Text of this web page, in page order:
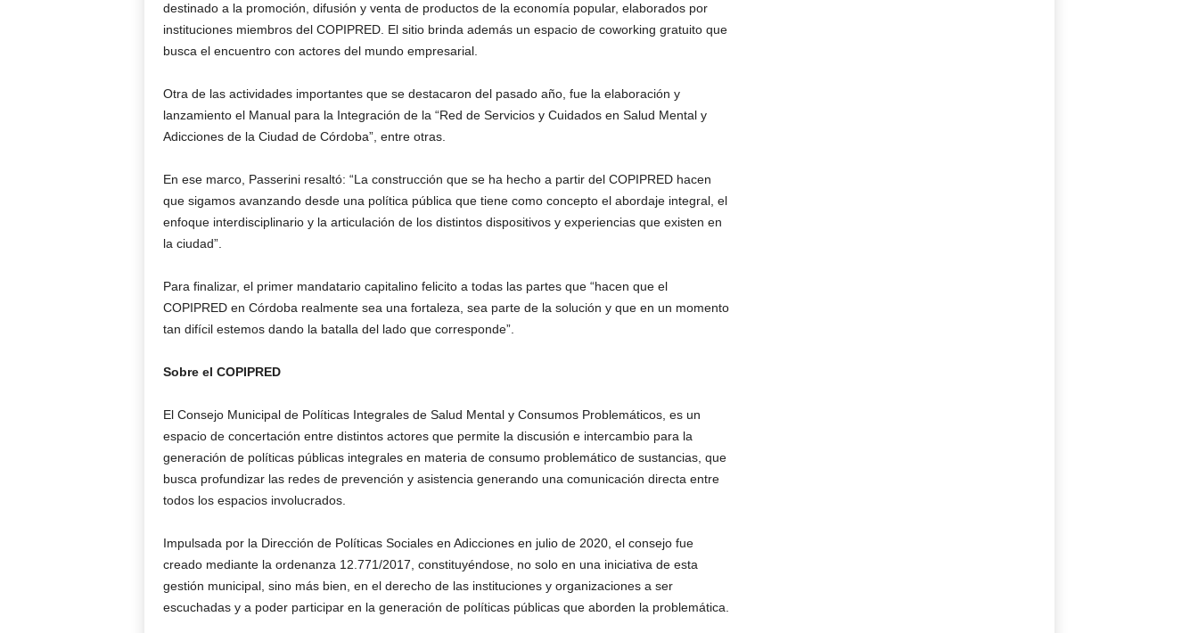
destinado a la promoción, difusión y venta de productos de la economía popular, elaborados por
instituciones miembros del COPIPRED. El sitio brinda además un espacio de coworking gratuito que
busca el encuentro con actores del mundo empresarial.
Otra de las actividades importantes que se destacaron del pasado año, fue la elaboración y
lanzamiento el Manual para la Integración de la “Red de Servicios y Cuidados en Salud Mental y
Adicciones de la Ciudad de Córdoba”, entre otras.
En ese marco, Passerini resaltó: “La construcción que se ha hecho a partir del COPIPRED hacen
que sigamos avanzando desde una política pública que tiene como concepto el abordaje integral, el
enfoque interdisciplinario y la articulación de los distintos dispositivos y experiencias que existen en
la ciudad”.
Para finalizar, el primer mandatario capitalino felicito a todas las partes que “hacen que el
COPIPRED en Córdoba realmente sea una fortaleza, sea parte de la solución y que en un momento
tan difícil estemos dando la batalla del lado que corresponde”.
Sobre el COPIPRED
El Consejo Municipal de Políticas Integrales de Salud Mental y Consumos Problemáticos, es un
espacio de concertación entre distintos actores que permite la discusión e intercambio para la
generación de políticas públicas integrales en materia de consumo problemático de sustancias, que
busca profundizar las redes de prevención y asistencia generando una comunicación directa entre
todos los espacios involucrados.
Impulsada por la Dirección de Políticas Sociales en Adicciones en julio de 2020, el consejo fue
creado mediante la ordenanza 12.771/2017, constituyéndose, no solo en una iniciativa de esta
gestión municipal, sino más bien, en el derecho de las instituciones y organizaciones a ser
escuchadas y a poder participar en la generación de políticas públicas que aborden la problemática.